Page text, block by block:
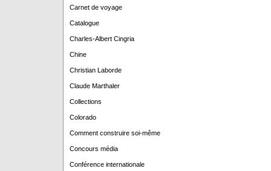
Carnet de voyage
Catalogue
Charles-Albert Cingria
Chine
Christian Laborde
Claude Marthaler
Collections
Colorado
Comment construire soi-même
Concours média
Conférence internationale